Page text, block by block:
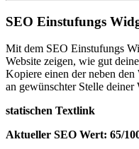
SEO Einstufungs
Mit dem SEO Einstufungs
Website zeigen, wie gut
Kopiere einen der neben
an gewünschter Stelle deiner
statischen Textlink
Aktueller SEO Wert: 65/